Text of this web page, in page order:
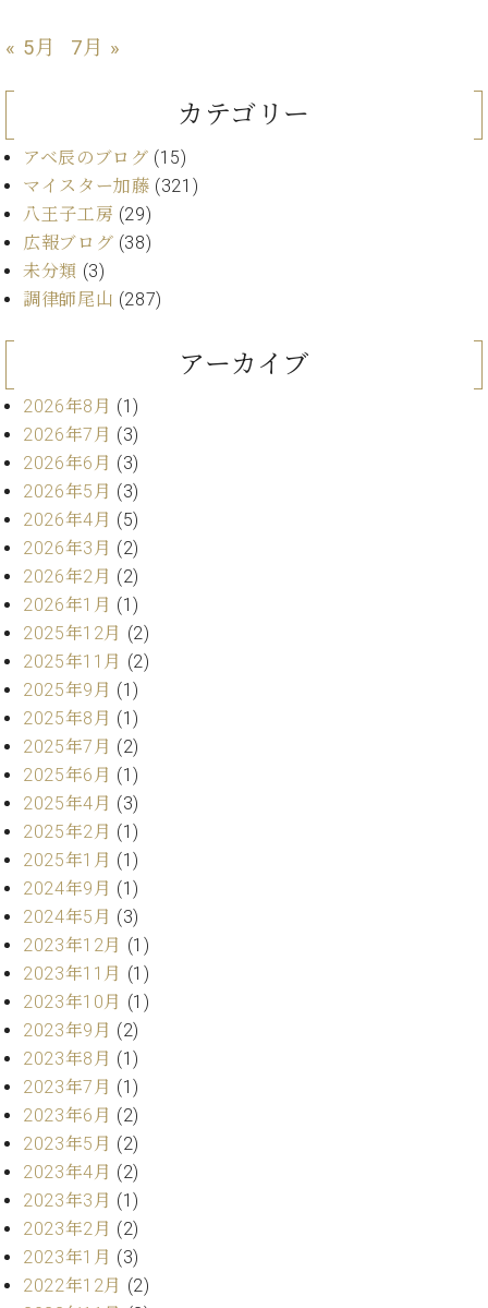
/
ュ
タ
イ
ン
レ
ジ
デ
C.
ベ
ヒ
シ
ュ
タ
ン
コ
ン
サ
ー
ト
グ
ラ
ン
ド
ピ
ア
C.
ベ
ヒ
シ
ュ
タ
イ
ン
コ
ン
サ
ト
ア
ッ
プ
り
ア
ノ
製
造
番
号
ュ
ン
を
弾
く
ベ
ヒ
ュ
タ
イ
ン・
シ
ュ
レ
納
入
実
績
ホ
ス
タ
ジ
オ
納
入
績
音
楽
教
室
ご
愛
者
ィ
キ
ャ
ン
ペ
ー
ン
ー
ト
レ
ッ
ス
ン
イ
ン
ト
代
理
店
主
ベ
ン
ト
コ
ン
ク
ル
楽
教
室
ー・
店
舗・
サ
ロ
ン・
調
味
的
に
学
ぶ
方
で
ベヒ
シュ
タイ
ン・
シュ
ーレ
音楽
教室
ヒ
シ
ュ
タ
イ
ン
・
セ
ン
ト
ラ
ム
京
長
ご
挨
拶
展
情
報
ホー
会
社
案
お
問
« 5月 7月 »
カテゴリー
アベ辰のブログ (15)
マイスター加藤 (321)
八王子工房 (29)
広報ブログ (38)
未分類 (3)
調律師尾山 (287)
アーカイブ
2026年8月 (1)
2026年7月 (3)
2026年6月 (3)
2026年5月 (3)
2026年4月 (5)
2026年3月 (2)
2026年2月 (2)
2026年1月 (1)
2025年12月 (2)
2025年11月 (2)
2025年9月 (1)
2025年8月 (1)
2025年7月 (2)
2025年6月 (1)
2025年4月 (3)
2025年2月 (1)
2025年1月 (1)
2024年9月 (1)
2024年5月 (3)
2023年12月 (1)
2023年11月 (1)
2023年10月 (1)
2023年9月 (2)
2023年8月 (1)
2023年7月 (1)
2023年6月 (2)
2023年5月 (2)
2023年4月 (2)
2023年3月 (1)
2023年2月 (2)
2023年1月 (3)
2022年12月 (2)